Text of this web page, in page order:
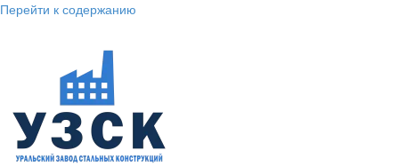
Перейти к содержанию